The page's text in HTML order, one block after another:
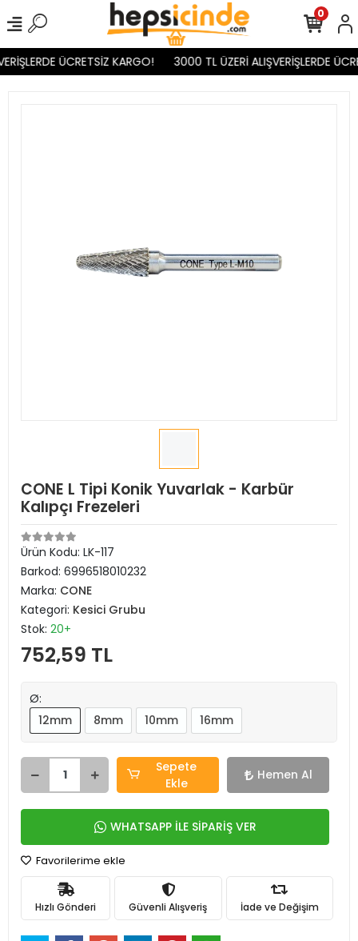
ÜCRETSİZ KARGO! 3000 TL ÜZERİ ALIŞVERİŞLERDE
0
CONE L Tipi Konik Yuvarlak - Karbür
Kalıpçı Frezeleri
Ürün Kodu: LK-117
Barkod: 6996518010232
Marka: CONE
Kategori: Kesici Grubu
Stok: 20+
752,59 TL
Ø:
12mm
8mm 10mm 16mm
Sepete
Ekle
Hemen Al
WHATSAPP İLE SİPARİŞ VER
Favorilerime ekle
Hızlı Gönderi Güvenli Alışveriş İade ve Değişim